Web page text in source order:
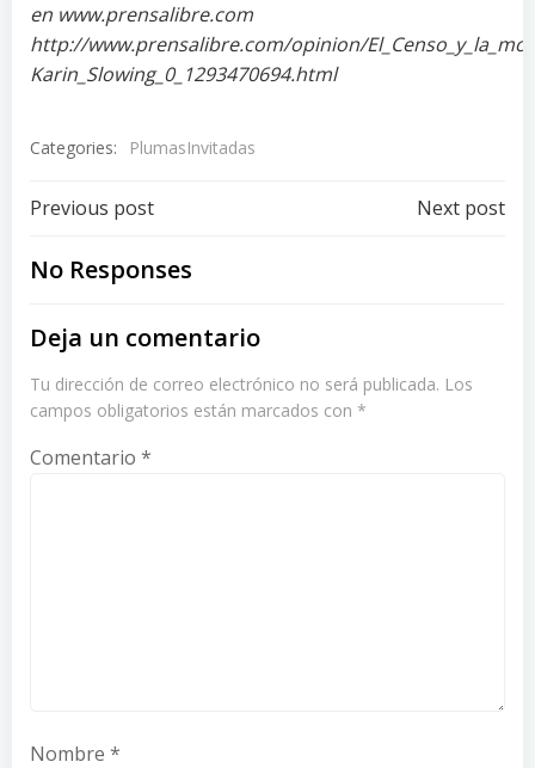
en www.prensalibre.com
http://www.prensalibre.com/opinion/
Karin_Slowing_0_1293470694.html
Categories: PlumasInvitadas
Post
navigation
Previous post Next post
No Responses
Deja un comentario
Tu dirección de correo electrónico no será publicada. Los
campos obligatorios están marcados con *
Comentario *
Nombre *